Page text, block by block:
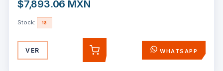
$7,893.06 MXN
Stock: 13
VER AGREGAR WHATSAPP